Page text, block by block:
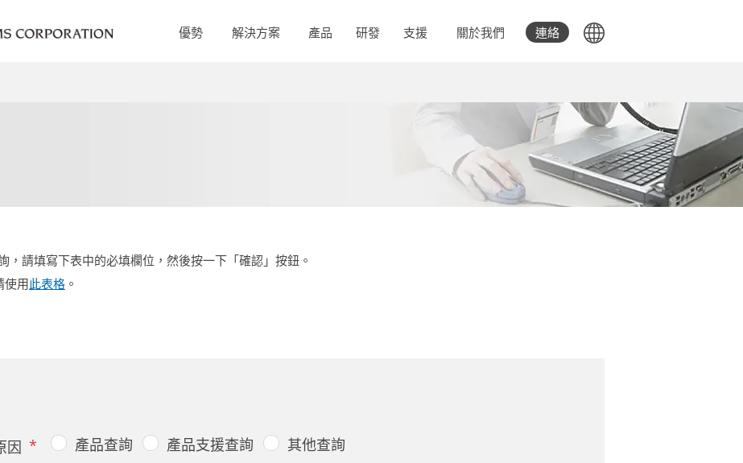
優勢 解決方案 產品 研發 支援 關於我們 連絡
，請填寫下表中的必填欄位，然後按一下「確認」按鈕。
使用此表格 。
因 * 產品查詢 產品支援查詢
其他查詢